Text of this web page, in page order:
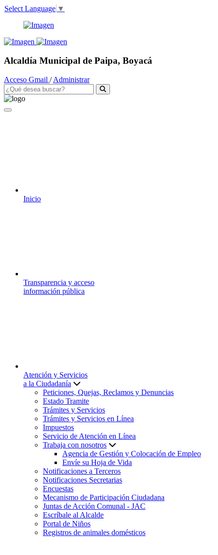
Select Language ▼
Alcaldía Municipal de Paipa, Boyacá
Acceso Gmail /Administrar
Inicio
Transparencia y acceso
información pública
Atención y Servicios
a la Ciudadanía
Peticiones, Quejas, Reclamos y Denuncias
Estado Tramite
Trámites y Servicios
Trámites y Servicios en Línea
Impuestos
Servicio de Atención en Línea
Trabaja con nosotros
Agencia de Gestión y Colocación de Empleo
Envíe su Hoja de Vida
Notificaciones a Terceros
Notificaciones Secretarias
Encuestas
Mecanismo de Participación Ciudadana
Juntas de Acción Comunal - JAC
Escríbale al Alcalde
Portal de Niños
Registros de animales domésticos